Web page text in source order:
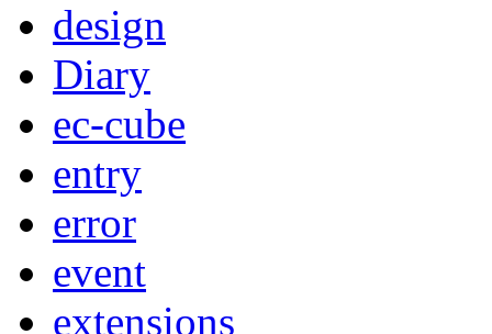
design
Diary
ec-cube
entry
error
event
extensions